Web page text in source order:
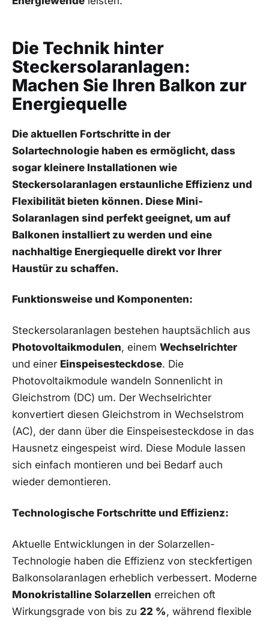
Die Technik hinter
Steckersolaranlagen:
Machen Sie Ihren ‍Balkon ⁢zur
Energiequelle
Die aktuellen Fortschritte in ​der
Solartechnologie ⁢haben es ermöglicht, dass
sogar⁢ kleinere Installationen wie​
Steckersolaranlagen‌ erstaunliche Effizienz und
Flexibilität bieten können. Diese Mini-
Solaranlagen sind perfekt geeignet,⁢ um auf
⁢Balkonen installiert zu werden und eine
nachhaltige Energiequelle direkt‍ vor Ihrer
Haustür zu​ schaffen.
Funktionsweise und Komponenten:
Steckersolaranlagen​ bestehen⁤ hauptsächlich aus
Photovoltaikmodulen,‌ einem Wechselrichter
⁢und einer Einspeisesteckdose. Die
Photovoltaikmodule wandeln Sonnenlicht in
Gleichstrom (DC) um. Der Wechselrichter
⁣konvertiert diesen Gleichstrom⁢ in Wechselstrom
(AC),⁢ der dann über die Einspeisesteckdose ​in ​das
‍Hausnetz eingespeist wird. Diese⁤ Module ‍lassen
sich einfach montieren und bei Bedarf auch⁣
wieder demontieren.
Technologische Fortschritte ‍und Effizienz:
Aktuelle‍ Entwicklungen in der Solarzellen-
Technologie⁤ haben ⁤die Effizienz von steckfertigen
⁣Balkonsolaranlagen erheblich verbessert. Moderne
Monokristalline Solarzellen erreichen oft
Wirkungsgrade von bis zu 22 % ,⁢ während​ flexible